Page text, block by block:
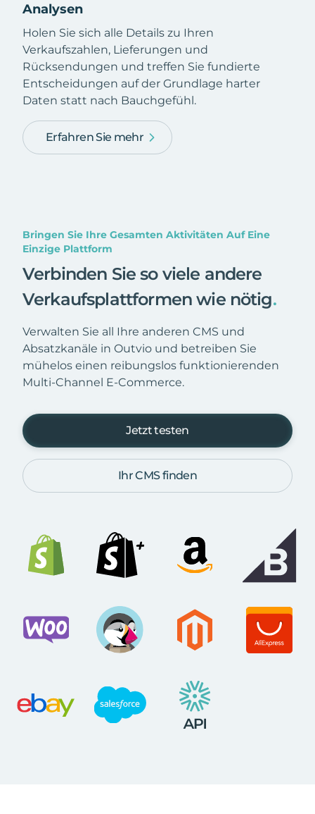
Analysen
Holen Sie sich alle Details zu Ihren
Verkaufszahlen, Lieferungen und
Rücksendungen und treffen Sie fundierte
Entscheidungen auf der Grundlage harter
Daten statt nach Bauchgefühl.
Erfahren Sie mehr
Bringen Sie Ihre Gesamten Aktivitäten Auf Eine
Einzige Plattform
Verbinden Sie so viele andere
Verkaufsplattformen wie nötig.
Verwalten Sie all Ihre anderen CMS und
Absatzkanäle in Outvio und betreiben Sie
mühelos einen reibungslos funktionierenden
Multi-Channel E-Commerce.
Jetzt testen
Ihr CMS finden